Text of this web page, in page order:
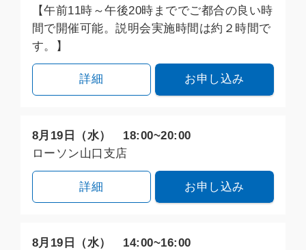
【午前11時～午後20時まででご都合の良い時
間で開催可能。説明会実施時間は約２時間で
す。】
詳細 お申し込み
8月19日（水） 18:00~20:00
ローソン山口支店
詳細 お申し込み
8月19日（水） 14:00~16:00